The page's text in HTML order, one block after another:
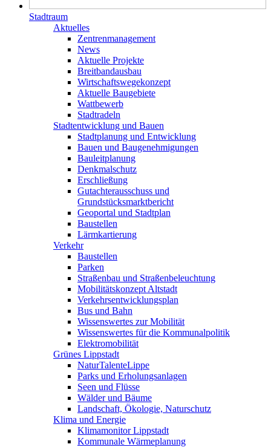
Stadtraum
Aktuelles
Zentrenmanagement
News
Aktuelle Projekte
Breitbandausbau
Wirtschaftswegekonzept
Aktuelle Baugebiete
Wattbewerb
Stadtradeln
Stadtentwicklung und Bauen
Stadtplanung und Entwicklung
Bauen und Baugenehmigungen
Bauleitplanung
Denkmalschutz
Erschließung
Gutachterausschuss und
Grundstücksmarktbericht
Geoportal und Stadtplan
Baustellen
Lärmkartierung
Verkehr
Baustellen
Parken
Straßenbau und Straßenbeleuchtung
Mobilitätskonzept Altstadt
Verkehrsentwicklungsplan
Bus und Bahn
Wissenswertes zur Mobilität
Wissenswertes für die Kommunalpolitik
Elektromobilität
Grünes Lippstadt
NaturTalenteLippe
Parks und Erholungsanlagen
Seen und Flüsse
Wälder und Bäume
Landschaft, Ökologie, Naturschutz
Klima und Energie
Klimamonitor Lippstadt
Kommunale Wärmeplanung